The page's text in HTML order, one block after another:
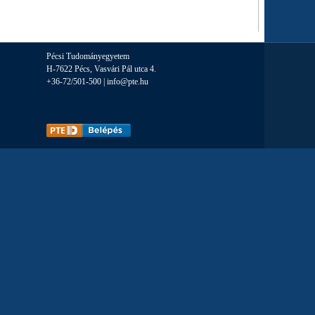
Pécsi Tudományegyetem
H-7622 Pécs, Vasvári Pál utca 4.
+36-72/501-500 | info@pte.hu